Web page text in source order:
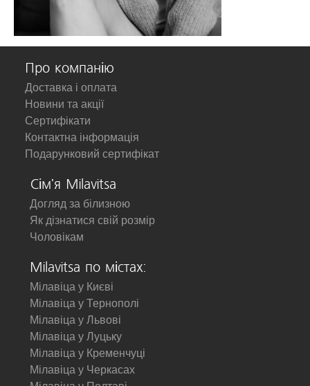
Про компанію
Доставка і оплата
Новини та акції
Сертифікати
Контактна інформація
Подарунковий сертифікат
Сім'я Milavitsa
Догляд за білизною
Як дізнатися свій розмір
Чоловікам
Milavitsa по містах:
Мілавіца у Києві
Мілавіца у Тернополі
Мілавіца у Львові
Мілавіца у Луцьку
Мілавіца у Кременчуці
Мілавіца у Черкасах